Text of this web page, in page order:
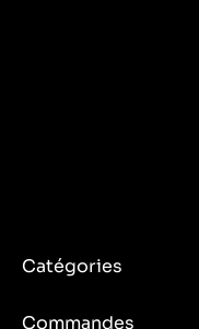
Catégories
Commandes